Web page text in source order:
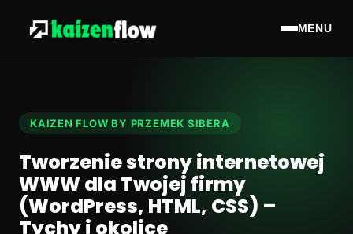
MENU
KAIZEN FLOW BY PRZEMEK SIBERA
Tworzenie strony internetowej
WWW dla Twojej firmy
(WordPress, HTML, CSS) –
Tychy i okolice